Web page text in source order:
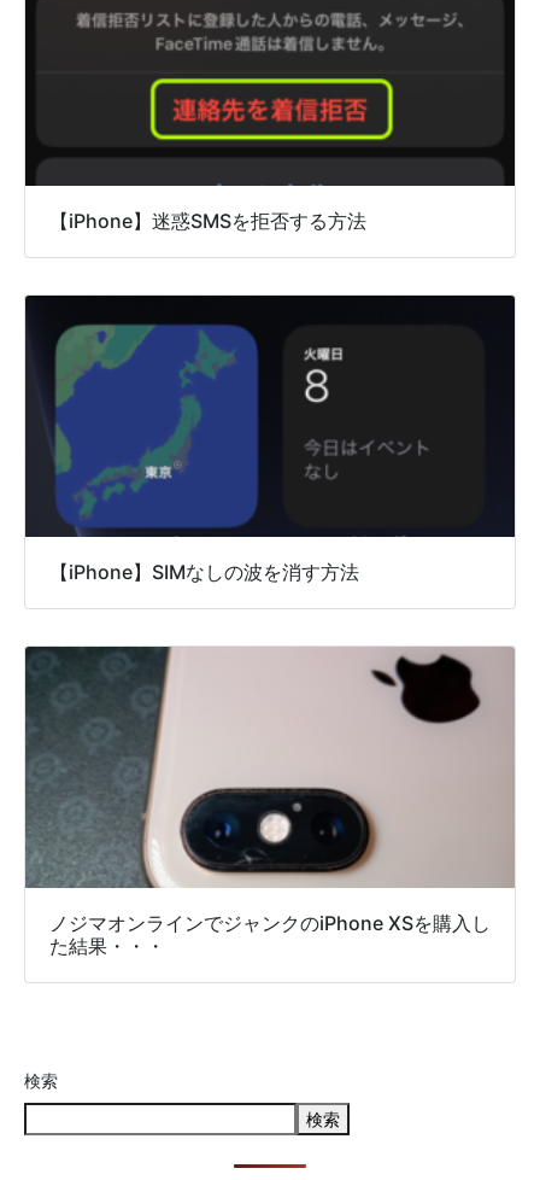
【iPhone】迷惑SMSを拒否する方法
【iPhone】SIMなしの波を消す方法
ノジマオンラインでジャンクのiPhone XSを購入し
た結果・・・
検索
検索